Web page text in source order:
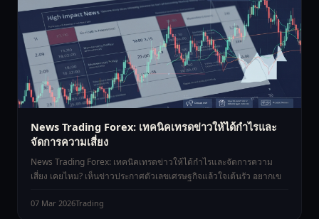
News Trading Forex: เทคนิคเทรดข่าวให้ได้กำไรและ
จัดการความเสี่ยง
News Trading Forex: เทคนิคเทรดข่าวให้ได้กำไรและจัดการความ
เสี่ยง เคยไหม? เห็นข่าวประกาศตัวเลขเศรษฐกิจแล้วใจเต้นรัว อยากเข
07 Mar 2026Trading